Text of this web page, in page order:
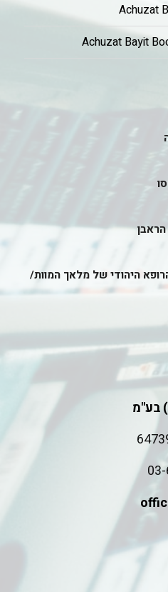
Achuzat
Achuzat Bayit
הרופא היהודי של מלאך המוות/